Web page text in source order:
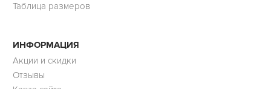
Таблица размеров
ИНФОРМАЦИЯ
Акции и скидки
Отзывы